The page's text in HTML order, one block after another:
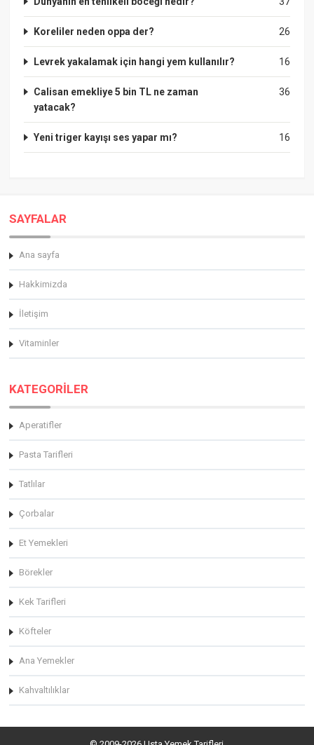
26
Koreliler neden oppa der?
16
Levrek yakalamak için hangi yem kullanılır?
36
Calisan emekliye 5 bin TL ne zaman
yatacak?
16
Yeni triger kayışı ses yapar mı?
SAYFALAR
Ana sayfa
Hakkimizda
İletişim
Vitaminler
KATEGORİLER
Aperatifler
Pasta Tarifleri
Tatlılar
Çorbalar
Et Yemekleri
Börekler
Kek Tarifleri
Köfteler
Ana Yemekler
Kahvaltılıklar